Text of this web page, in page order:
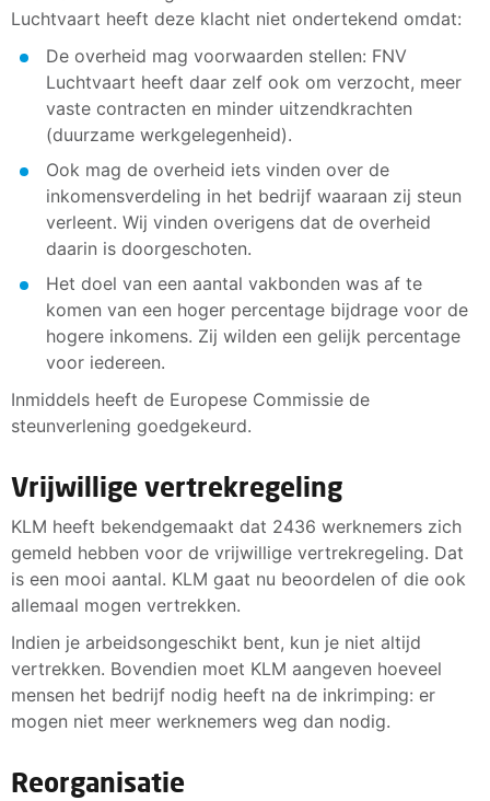
Luchtvaart heeft deze klacht niet ondertekend omdat:
De overheid mag voorwaarden stellen: FNV
Luchtvaart heeft daar zelf ook om verzocht, meer
vaste contracten en minder uitzendkrachten
(duurzame werkgelegenheid).
Ook mag de overheid iets vinden over de
inkomensverdeling in het bedrijf waaraan zij steun
verleent. Wij vinden overigens dat de overheid
daarin is doorgeschoten.
Het doel van een aantal vakbonden was af te
komen van een hoger percentage bijdrage voor de
hogere inkomens. Zij wilden een gelijk percentage
voor iedereen.
Inmiddels heeft de Europese Commissie de
steunverlening goedgekeurd.
Vrijwillige vertrekregeling
KLM heeft bekendgemaakt dat 2436 werknemers zich
gemeld hebben voor de vrijwillige vertrekregeling. Dat
is een mooi aantal. KLM gaat nu beoordelen of die ook
allemaal mogen vertrekken.
Indien je arbeidsongeschikt bent, kun je niet altijd
vertrekken. Bovendien moet KLM aangeven hoeveel
mensen het bedrijf nodig heeft na de inkrimping: er
mogen niet meer werknemers weg dan nodig.
Reorganisatie